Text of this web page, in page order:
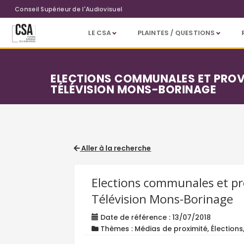
Aller au contenu principal
Conseil Supérieur de l'Audiovisuel
LE CSA PLAINTES / QUESTIONS
ELECTIONS COMMUNALES ET
TÉLÉVISION MONS-BORINAGE
Aller à la recherche
Elections communales et
Télévision Mons-Borinage
Date de référence : 13/07/2018
Thèmes : Médias de proximité, Élections,